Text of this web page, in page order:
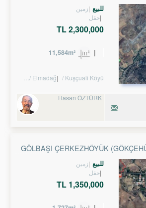
للبيع زمین
حقل
2,300,000 TL
/ Kuşçuali Köyü
Hasan ÖZTÜRK
GÖLBAŞI ÇERKEZHÖYÜK
للبيع زمین
حقل
1,350,000 TL